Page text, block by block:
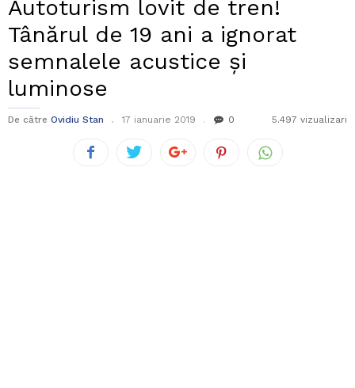
Autoturism lovit de tren!
Tânărul de 19 ani a ignorat
semnalele acustice și
luminose
De către Ovidiu Stan 17 ianuarie 2019 0 5.497 vizualizari